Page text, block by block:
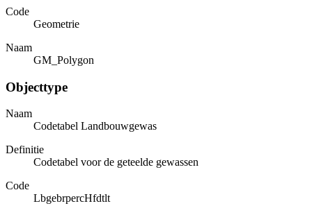
Code
Geometrie
Naam
GM_Polygon
Objecttype
Naam
Codetabel Landbouwgewas
Definitie
Codetabel voor de geteelde gewassen
Code
LbgebrpercHfdtlt